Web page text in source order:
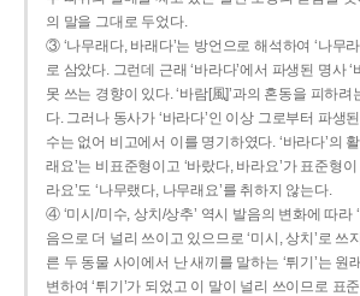
의 말을 그대로 두었다.
③ ‘나무래다, 바래다’는 방언으로 해석하여 ‘나무
로 삼았다. 그런데 근래 ‘바라다’에서 파생된 명사 ‘
못 쓰는 경향이 있다. ‘바람[風]’과의 혼동을 피하
다. 그러나 동사가 ‘바라다’인 이상 그로부터 파생
수는 없어 비고에서 이를 명기하였다. ‘바라다’의
래요’는 비표준형이고 ‘바랐다, 바라요’가 표준형
라요’도 ‘나무랬다, 나무래요’를 취하지 않는다.
④ ‘미시/미수, 상치/상추’ 역시 발음의 변화에 따라
음으로 더 널리 쓰이고 있으므로 ‘미시, 상치’로 쓰
른 두 동물 사이에서 난 새끼를 말하는 ‘튀기’는 원
변하여 ‘튀기’가 되었고 이 말이 널리 쓰이므로 표